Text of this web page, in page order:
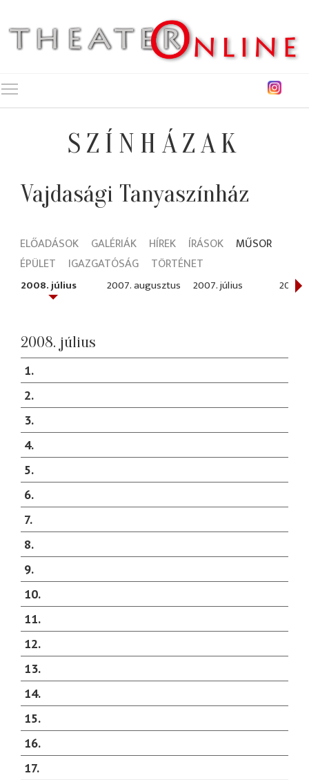
SZÍNHÁZAK
Vajdasági Tanyaszínház
ELŐADÁSOK GALÉRIÁK HÍREK ÍRÁSOK
MŰSOR
ÉPÜLET
IGAZGATÓSÁG TÖRTÉNET
2008. július 2007. augusztus 2007. július 2006.
2008. július
1
2
3
4
5
6
7
8
9
10
11
12
13
14
15
16
17